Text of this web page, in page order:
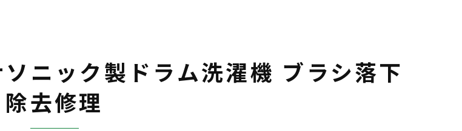
ニック製ドラム洗濯機 ブラシ落下
除去修理